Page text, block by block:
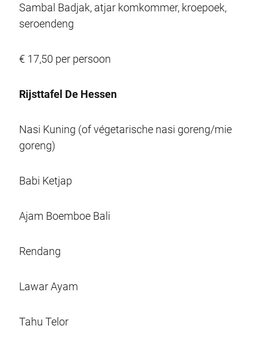
Sambal Badjak, atjar komkommer, kroepoek,
seroendeng
€ 17,50 per persoon
Rijsttafel De Hessen
Nasi Kuning (of végetarische nasi goreng/mie
goreng)
Babi Ketjap
Ajam Boemboe Bali
Rendang
Lawar Ayam
Tahu Telor